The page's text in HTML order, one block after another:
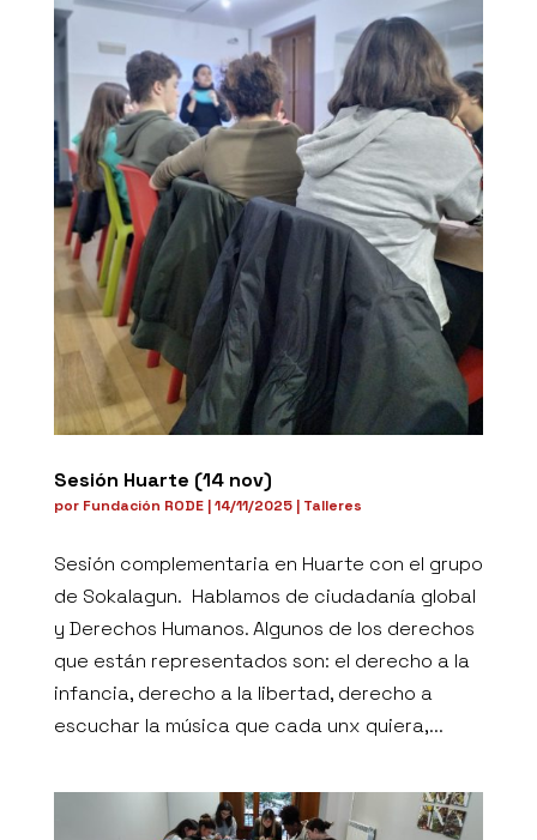
Sesión Huarte (14 nov)
por Fundación RODE|14/11/2025| Talleres
Sesión complementaria en Huarte con el grupo
de Sokalagun. Hablamos de ciudadanía global
y Derechos Humanos. Algunos de los derechos
que están representados son: el derecho a la
infancia, derecho a la libertad, derecho a
escuchar la música que cada unx quiera,...